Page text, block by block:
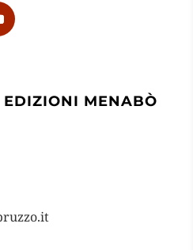
EDIZIONI MENABÒ